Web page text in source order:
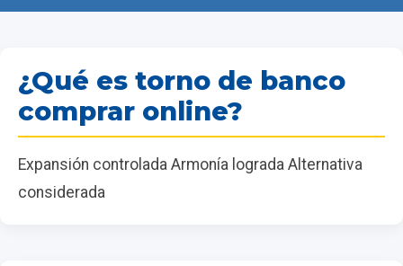
¿Qué es torno de banco
comprar online?
Expansión controlada Armonía lograda Alternativa
considerada